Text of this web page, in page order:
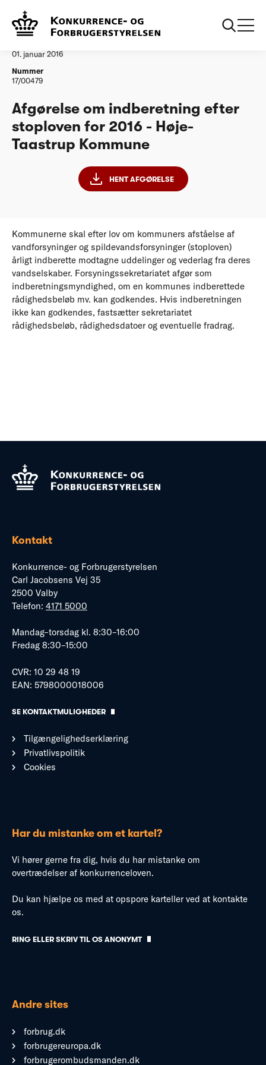
Vandtilsyn
01. januar 2016
Nummer
17/00479
Afgørelse om indberetning efter
stoploven for 2016 - Høje-
Taastrup Kommune
HENT AFGØRELSE
Kommunerne skal efter lov om kommuners afståelse af
vandforsyninger og spildevandsforsyninger (stoploven)
årligt indberette modtagne uddelinger og vederlag fra deres
vandselskaber. Forsyningssekretariatet afgør som
indberetningsmyndighed, om en kommunes indberettede
rådighedsbeløb mv. kan godkendes. Hvis indberetningen
ikke kan godkendes, fastsætter sekretariatet
rådighedsbeløb, rådighedsdatoer og eventuelle fradrag.
Kontakt
Konkurrence- og Forbrugerstyrelsen
Carl Jacobsens Vej 35
2500 Valby
Telefon: 4171 5000
Mandag–torsdag kl. 8:30–16:00
Fredag 8:30–15:00
CVR: 10 29 48 19
EAN: 5798000018006
SE KONTAKTMULIGHEDER
Tilgængelighedserklæring
Privatlivspolitik
Cookies
Har du mistanke om et kartel?
Vi hører gerne fra dig, hvis du har mistanke om
overtrædelser af konkurrenceloven.
Du kan hjælpe os med at opspore karteller ved at kontakte
os.
RING ELLER SKRIV TIL OS ANONYMT
Andre sites
forbrug.dk
forbrugereuropa.dk
forbrugerombudsmanden.dk